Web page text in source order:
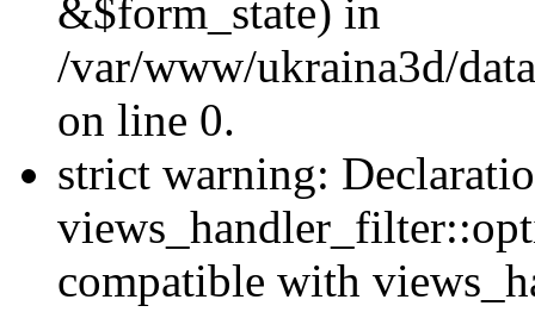
&$form_state) in
/var/www/ukraina3d/
on line 0.
strict warning:
compatible with